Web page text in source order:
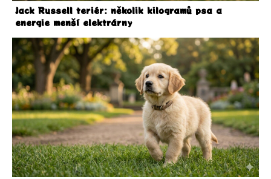
Jack Russell teriér: několik kilogramů psa a
energie menší elektrárny